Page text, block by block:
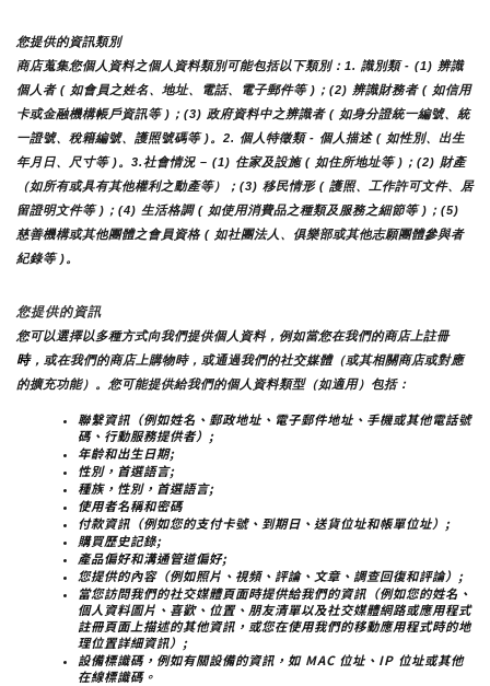
您提供的資訊類別
商店蒐集您個人資料之個人資料類別可能包括以下類別：1. 識別類 - (1) 辨識
個人者 ( 如會員之姓名、地址、電話、電子郵件等 )；(2) 辨識財務者 ( 如信用
卡或金融機構帳戶資訊等 )；(3) 政府資料中之辨識者 ( 如身分證統一編號、統
一證號、稅籍編號、護照號碼等 )。2. 個人特徵類 - 個人描述 ( 如性別、出生
年月日、尺寸等 )。3.社會情況 – (1) 住家及設施 ( 如住所地址等 )；(2) 財產
（如所有或具有其他權利之動產等）；(3) 移民情形 ( 護照、工作許可文件、居
留證明文件等 )；(4) 生活格調 ( 如使用消費品之種類及服務之細節等 )；(5)
慈善機構或其他團體之會員資格 ( 如社團法人、俱樂部或其他志願團體參與者
紀錄等 )。
您提供的資訊
您可以選擇以多種方式向我們提供個人資料，例如當您在我們的商店上註冊
時，或在我們的商店上購物時，或通過我們的社交媒體（或其相關商店或對應
的擴充功能）。您可能提供給我們的個人資料類型（如適用）包括：
聯繫資訊（例如姓名、郵政地址、電子郵件地址、手機或其他電話號
碼、行動服務提供者）;
年齡和出生日期;
性別，首選語言;
種族，性別，首選語言;
使用者名稱和密碼
付款資訊（例如您的支付卡號、到期日、送貨位址和帳單位址）;
購買歷史記錄;
產品偏好和溝通管道偏好;
您提供的內容（例如照片、視頻、評論、文章、調查回復和評論）;
當您訪問我們的社交媒體頁面時提供給我們的資訊（例如您的姓名、
個人資料圖片、喜歡、位置、朋友清單以及社交媒體網路或應用程式
註冊頁面上描述的其他資訊，或您在使用我們的移動應用程式時的地
理位置詳細資訊）;
設備標識碼，例如有關設備的資訊，如 MAC 位址、IP 位址或其他
在線標識碼。